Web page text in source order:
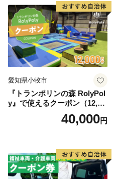
愛知県小牧市
『トランポリンの森 RolyPol
y』で使えるクーポン（12,00
40,000円